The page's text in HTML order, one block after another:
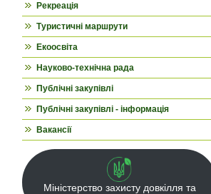
Рекреація
Туристичні маршрути
Екоосвіта
Науково-технічна рада
Публічні закупівлі
Публічні закупівлі - інформація
Вакансії
Міністерство захисту довкілля та